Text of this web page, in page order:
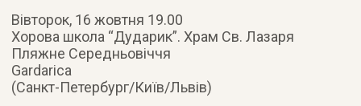
Вівторок, 16 жовтня 19.00
Хорова школа “Дударик”. Храм Св. Лазаря
Пляжне Середньовіччя
Gardarica
(Санкт-Петербург/Київ/Львів)